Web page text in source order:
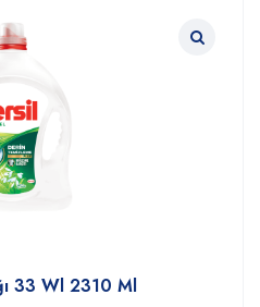
33 Wl 2310 Ml